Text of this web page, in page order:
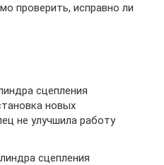
проверить, исправно ли
сцепления
новых
не улучшила работу
сцепления